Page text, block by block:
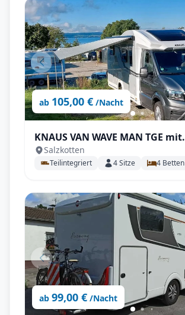
ab 105,00 € /Nacht
KNAUS VAN WAVE MAN TGE mit
Salzkotten
Teilintegriert 4Sitze 4 Betten
ab 99,00 € /Nacht